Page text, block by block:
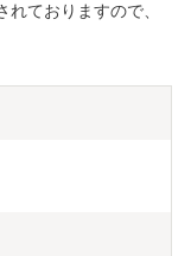
ておりますので、